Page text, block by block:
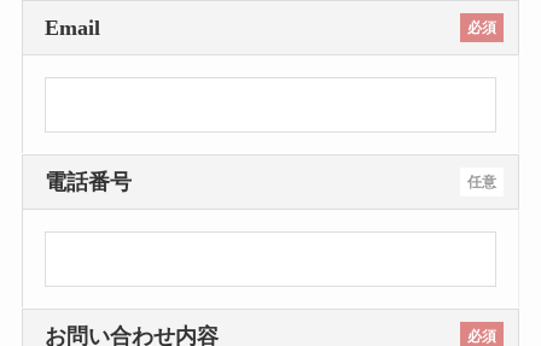
必須
Email
任意
電話番号
必須
お問い合わせ内容